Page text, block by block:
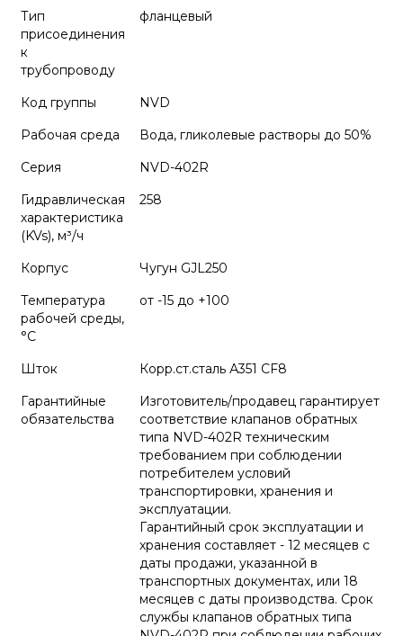
Тип
присоединения
к
трубопроводу
фланцевый
Код группы
NVD
Рабочая среда
Вода, гликолевые растворы до 50%
Серия
NVD-402R
Гидравлическая
характеристика
(KVs), м³/ч
258
Корпус
Чугун GJL250
Температура
рабочей среды,
°С
от -15 до +100
Шток
Корр.ст.сталь А351 CF8
Гарантийные
обязательства
Изготовитель/продавец гарантирует
соответствие клапанов обратных
типа NVD-402R техническим
требованием при соблюдении
потребителем условий
транспортировки, хранения и
эксплуатации.
Гарантийный срок эксплуатации и
хранения составляет - 12 месяцев с
даты продажи, указанной в
транспортных документах, или 18
месяцев с даты производства. Срок
службы клапанов обратных типа